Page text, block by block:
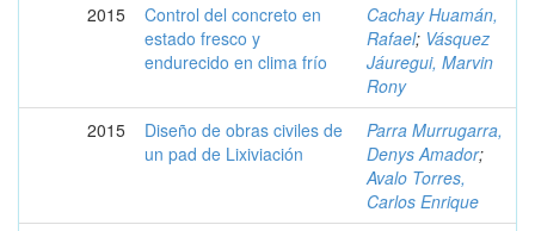
2015
Control del concreto en
estado fresco y
endurecido en clima frío
Cachay Huamán,
Rafael; Vásquez
Jáuregui, Marvin
Rony
2015
Diseño de obras civiles de
un pad de Lixiviación
Parra Murrugarra,
Denys Amador;
Avalo Torres,
Carlos Enrique